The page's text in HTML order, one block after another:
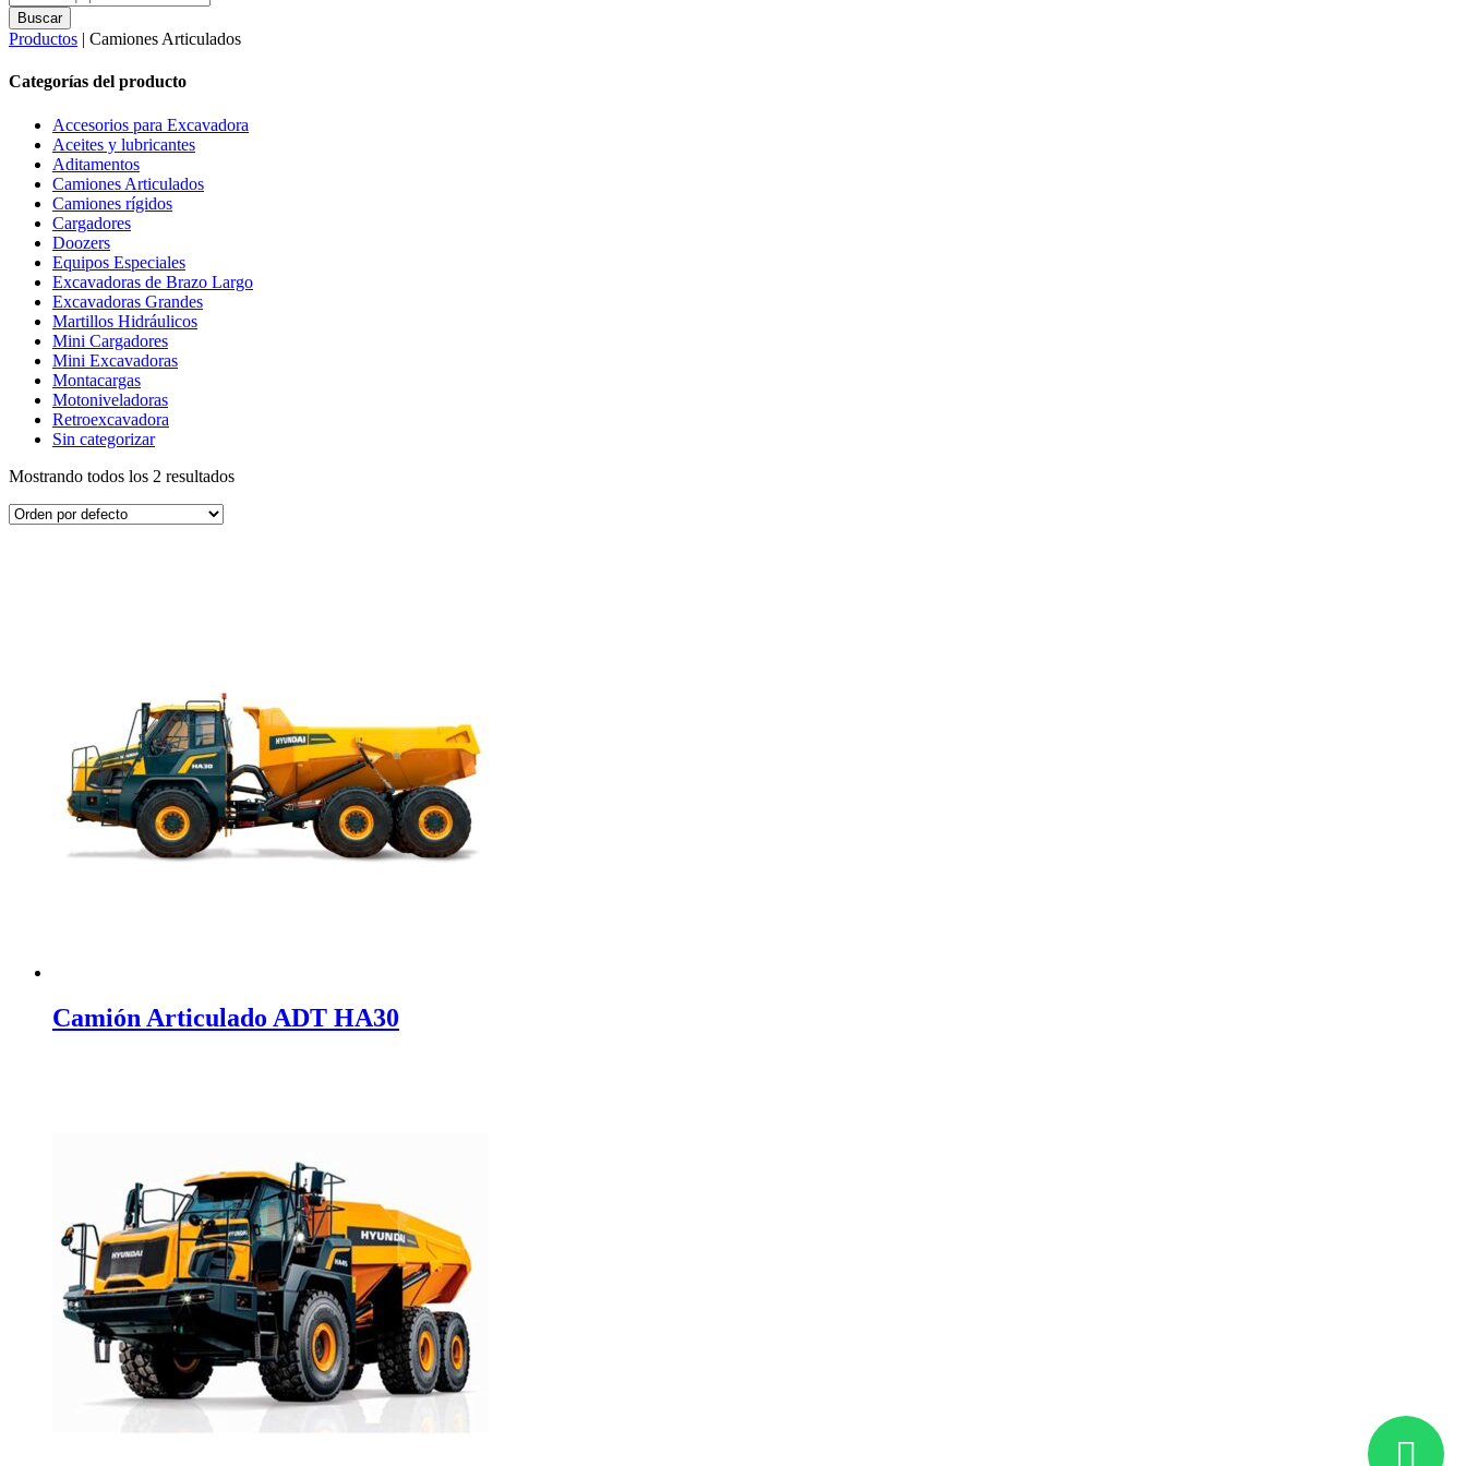
search
Buscar
Productos | Camiones Articulados
Categorías del producto
Accesorios para Excavadora
Aceites y lubricantes
Aditamentos
Camiones Articulados
Camiones rígidos
Cargadores
Doozers
Equipos Especiales
Excavadoras de Brazo Largo
Excavadoras Grandes
Martillos Hidráulicos
Mini Cargadores
Mini Excavadoras
Montacargas
Motoniveladoras
Retroexcavadora
Sin categorizar
Mostrando todos los 2 resultados
Camión Articulado ADT HA30